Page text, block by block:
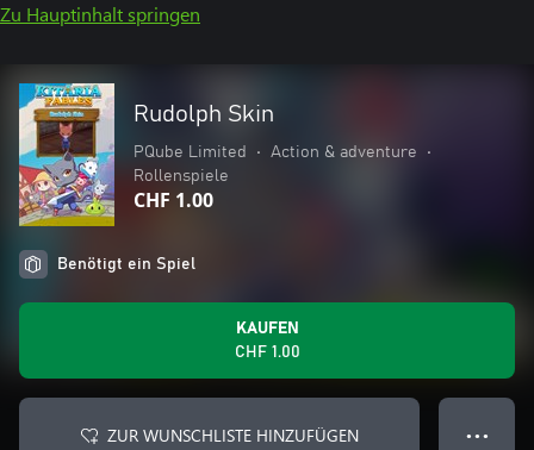
Zu Hauptinhalt springen
Rudolph Skin
PQube Limited • Action & adventure
•
Rollenspiele
CHF 1.00
Benötigt ein Spiel
KAUFEN
CHF 1.00
ZUR WUNSCHLISTE HINZUFÜGEN ● ● ●